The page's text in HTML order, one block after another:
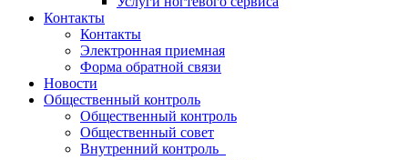
Контакты
Контакты
Электронная приемная
Форма обратной связи
Новости
Общественный контроль
Общественный контроль
Общественный совет
Внутренний контроль